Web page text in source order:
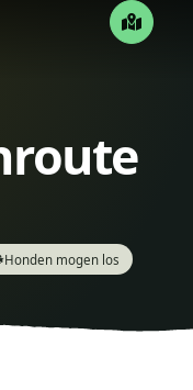
Honden mogen los